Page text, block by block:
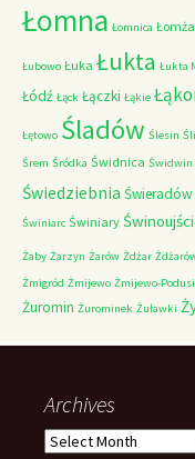
Łomna Łomnica Łomża
Łubowo Łuka Łukta Łukta
Łódź Łąck Łączki Łąkie
Łętowo Śladów Ślesin
Śrem Śródka Świdnica Świdwin
Świedziebnia
Świniarc Świniary
Żaby Żarzyn Żarów Żdżar
Żmigród Żmijewo Żmijewo-
Żuromin Żurominek Żuławki
Archives
Archives